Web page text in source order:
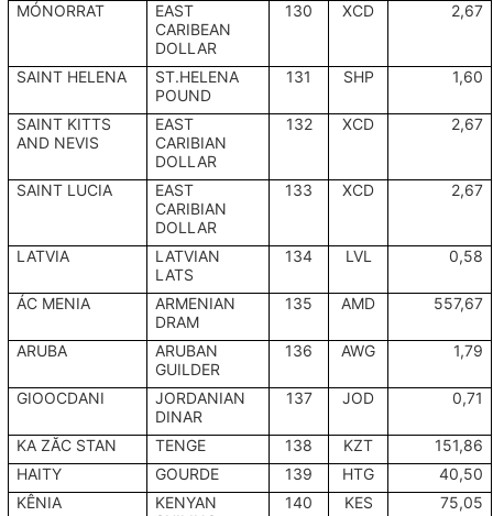
MÓNORRAT
EAST
CARIBEAN
DOLLAR
130 XCD 2,67
SAINT HELENA
ST.HELENA
POUND
131 SHP 1,60
SAINT KITTS
AND NEVIS
EAST
CARIBIAN
DOLLAR
132 XCD 2,67
SAINT LUCIA
EAST
CARIBIAN
DOLLAR
133 XCD 2,67
LATVIA
LATVIAN
LATS
134 LVL 0,58
ÁC MENIA
ARMENIAN
DRAM
135 AMD 557,67
ARUBA
ARUBAN
GUILDER
136 AWG 1,79
GIOOCDANI
JORDANIAN
DINAR
137 JOD 0,71
KA ZĂC STAN TENGE 138 KZT
151,86
HAITY
GOURDE 139 HTG
40,50
KÊNIA
KENYAN
140 KES 75,05